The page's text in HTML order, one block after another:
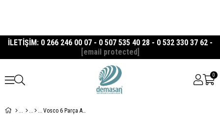
İLETİŞİM: 0 266 246 00 07 - 0 507 535 40 28 - 0 532 330 37 62 -
[email protected]
0
Vosco 6 Parça Avantajlı Kokteyl Set Boston Shaker (750ml)